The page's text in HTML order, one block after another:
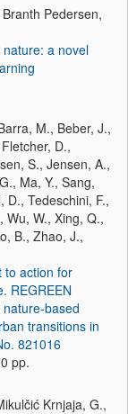
Pedersen,
a novel
M., Beber, J.,
D.,
S., Jensen, A.,
Ma, Y., Sang,
D., Tedeschini, F.,
Wu, W., Xing, Q.,
B., Zhao, J.,
to action for
REGREEN
transitions in
821016
pp.
Krnjaja, G.,